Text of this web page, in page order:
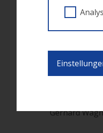
Diversität im
Günther, WU
12:15- 12:30
Gerhard